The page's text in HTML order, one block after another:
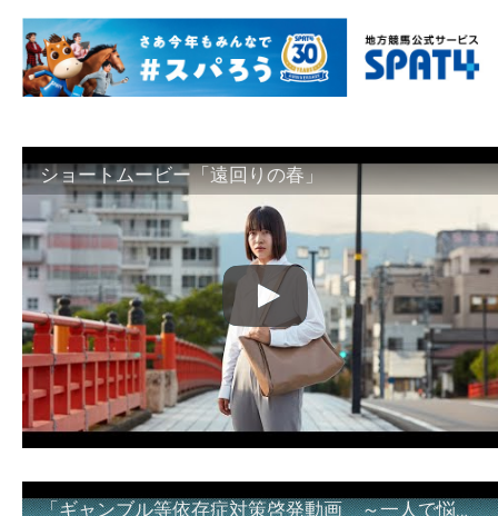
ショートムービー「遠回りの春」
「ギャンブル等依存症対策啓発動画 ～一人で悩まず、家族で悩まず、まず！相談機関へ～」